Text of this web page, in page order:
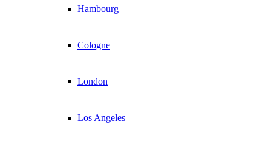
Hambourg
Cologne
London
Los Angeles